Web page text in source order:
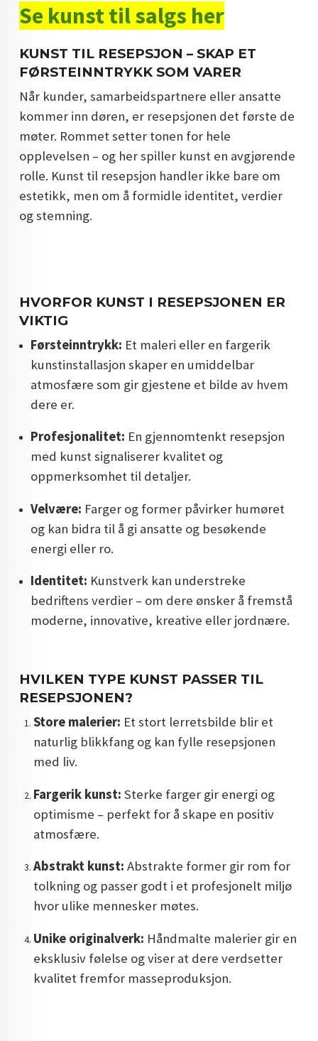
KUNSTNER BLOGG - EN KUNSTNERS DAGBOK
NORSK KUNST
DOPAMIN DECOR NORGE
DOPAMIN DECOR NORGE
Se kunst til salgs her
KUNST TIL RESEPSJON – SKAP ET
FØRSTEINNTRYKK SOM VARER
Når kunder, samarbeidspartnere eller ansatte
kommer inn døren, er resepsjonen det første de
møter. Rommet setter tonen for hele
opplevelsen – og her spiller kunst en avgjørende
rolle. Kunst til resepsjon handler ikke bare om
estetikk, men om å formidle identitet, verdier
og stemning.
HVORFOR KUNST I RESEPSJONEN ER
VIKTIG
Førsteinntrykk: Et maleri eller en fargerik
kunstinstallasjon skaper en umiddelbar
atmosfære som gir gjestene et bilde av hvem
dere er.
Profesjonalitet: En gjennomtenkt resepsjon
med kunst signaliserer kvalitet og
oppmerksomhet til detaljer.
Velvære: Farger og former påvirker humøret
og kan bidra til å gi ansatte og besøkende
energi eller ro.
Identitet: Kunstverk kan understreke
bedriftens verdier – om dere ønsker å fremstå
moderne, innovative, kreative eller jordnære.
HVILKEN TYPE KUNST PASSER TIL
RESEPSJONEN?
Store malerier: Et stort lerretsbilde blir et
naturlig blikkfang og kan fylle resepsjonen
med liv.
Fargerik kunst: Sterke farger gir energi og
optimisme – perfekt for å skape en positiv
atmosfære.
Abstrakt kunst: Abstrakte former gir rom for
tolkning og passer godt i et profesjonelt miljø
hvor ulike mennesker møtes.
Unike originalverk: Håndmalte malerier gir en
eksklusiv følelse og viser at dere verdsetter
kvalitet fremfor masseproduksjon.